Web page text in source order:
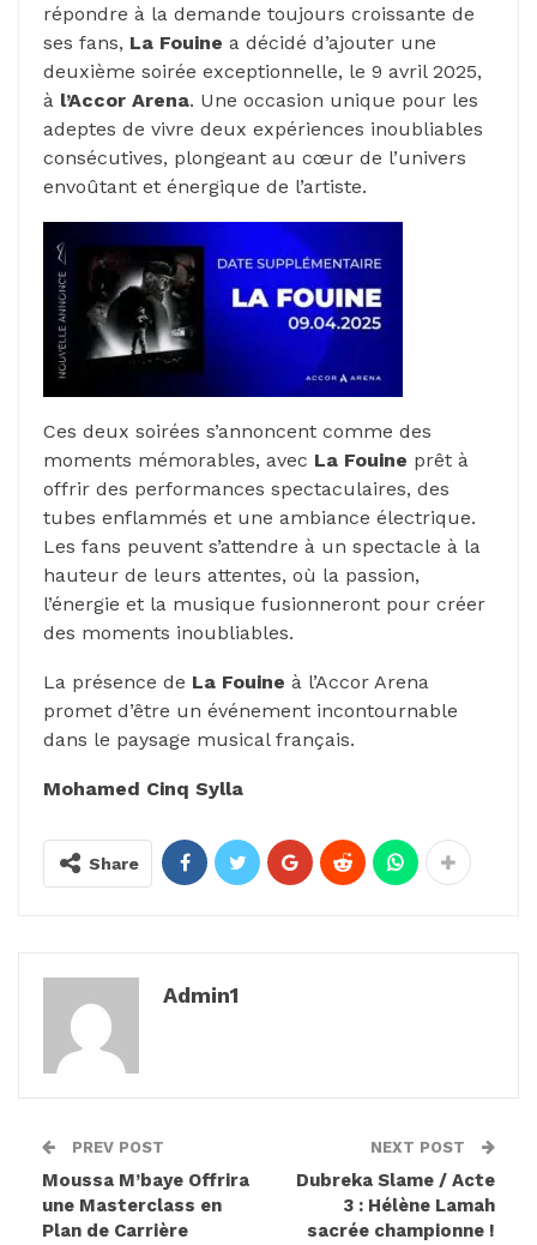
répondre à la demande toujours croissante de
ses fans, La Fouine a décidé d’ajouter une
deuxième soirée exceptionnelle, le 9 avril 2025,
à l’Accor Arena. Une occasion unique pour les
adeptes de vivre deux expériences inoubliables
consécutives, plongeant au cœur de l’univers
envoûtant et énergique de l’artiste.
Ces deux soirées s’annoncent comme des
moments mémorables, avec La Fouine prêt à
offrir des performances spectaculaires, des
tubes enflammés et une ambiance électrique.
Les fans peuvent s’attendre à un spectacle à la
hauteur de leurs attentes, où la passion,
l’énergie et la musique fusionneront pour créer
des moments inoubliables.
La présence de La Fouine à l’Accor Arena
promet d’être un événement incontournable
dans le paysage musical français.
Mohamed Cinq Sylla
Share
Admin1
PREV POST
Moussa M’baye Offrira
une Masterclass en
Plan de Carrière
NEXT POST
Dubreka Slame / Acte
3 : Hélène Lamah
sacrée championne !